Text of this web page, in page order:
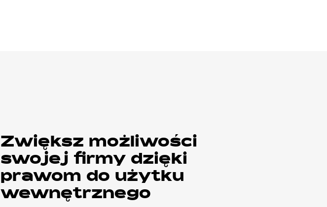
Zwiększ możliwości
swojej firmy dzięki
prawom do użytku
wewnętrznego